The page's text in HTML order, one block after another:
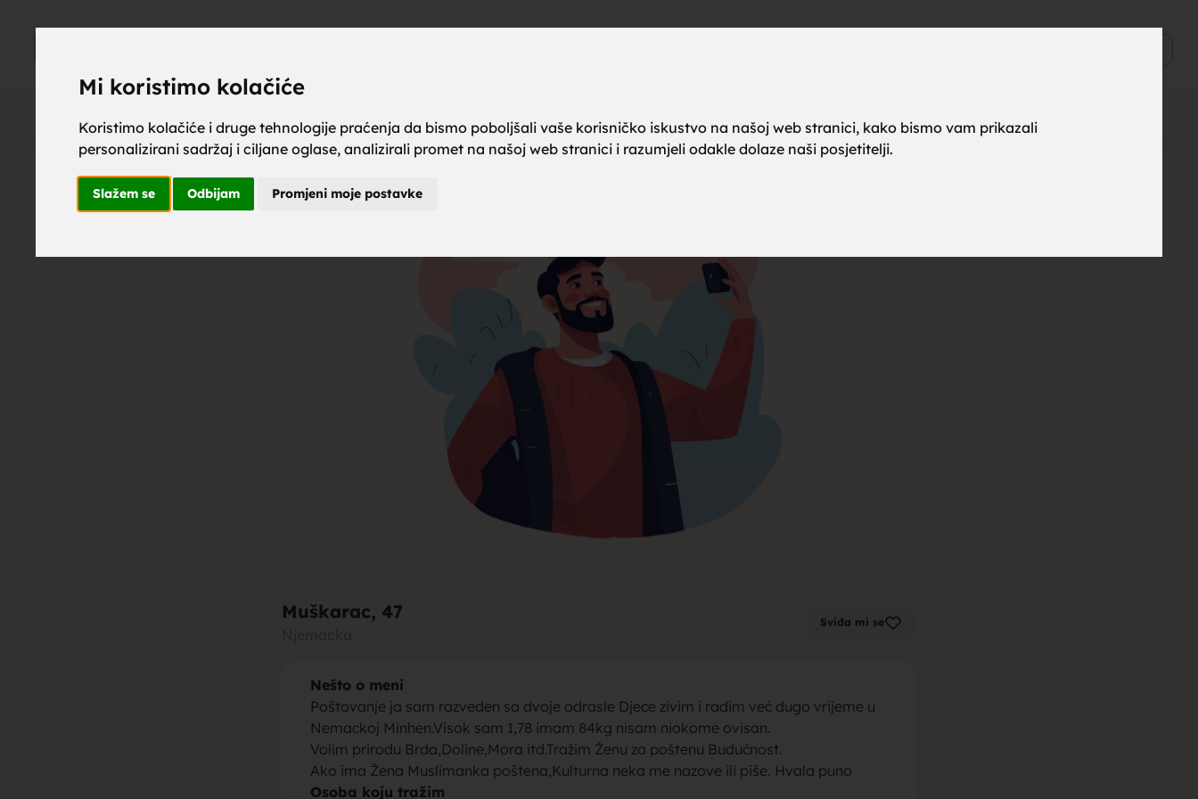
Mi koristimo kolačiće
Koristimo kolačiće i druge tehnologije praćenja da bismo poboljšali vaše korisničko iskustvo na našoj web stranici, kako bismo vam prikazali
personalizirani sadržaj i ciljane oglase, analizirali promet na našoj web stranici i razumjeli odakle dolaze naši posjetitelji.
Slažem se Odbijam Promjeni moje postavke
Muškarac, 47 Sviđa mi se
Nešto o meni
Poštovanje ja sam razveden sa dvoje odrasle Djece zivim i radim već dugo vrijeme u
Nemackoj Minhen.Visok sam 1,78 imam 84kg nisam niokome ovisan.
Volim prirodu Brda,Doline,Mora itd.Tražim Ženu za poštenu Budućnost.
Ako ima Žena Muslimanka poštena,Kulturna neka me nazove ili piše. Hvala puno
Osoba koju tražim
upoznaj za brak, zene za
brak, muskarci za brak,
upoznavanje za brak, tražim
muza za brak, tražim zenu za
brak, devojke za brak sa sela,
momci za brak sa sela, trazim